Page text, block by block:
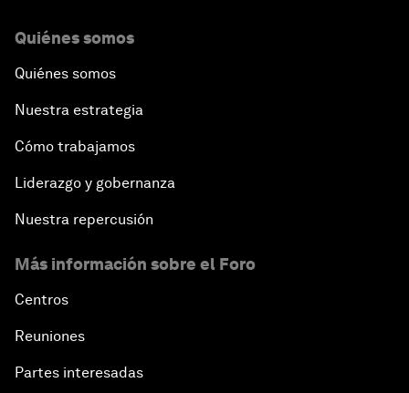
Quiénes somos
Quiénes somos
Nuestra estrategia
Cómo trabajamos
Liderazgo y gobernanza
Nuestra repercusión
Más información sobre el Foro
Centros
Reuniones
Partes interesadas